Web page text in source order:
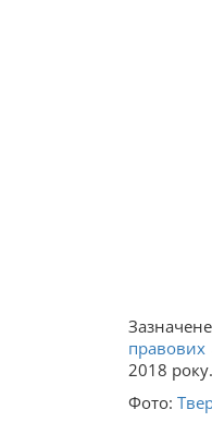
правових
2018 року.
Фото: